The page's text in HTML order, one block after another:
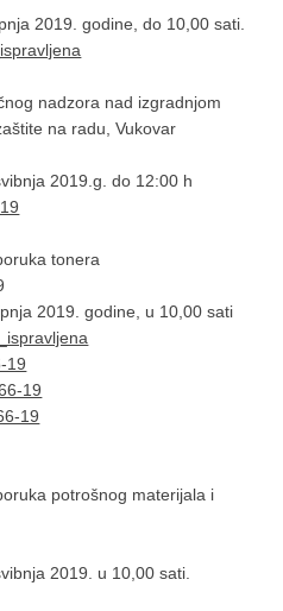
2019. godine, do 10,00 sati.
nadzora nad izgradnjom
na radu, Vukovar
2019.g. do 12:00 h
tonera
2019. godine, u 10,00 sati
19​
19
19
potrošnog materijala i
2019. u 10,00 sati.